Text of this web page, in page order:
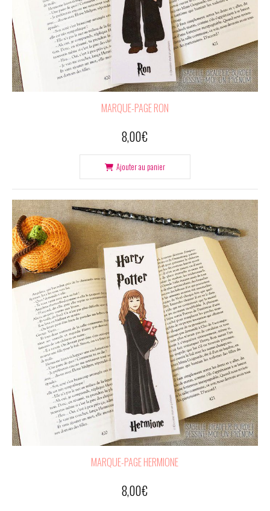
MARQUE-PAGE RON
8,00€
Ajouter au panier
MARQUE-PAGE HERMIONE
8,00€